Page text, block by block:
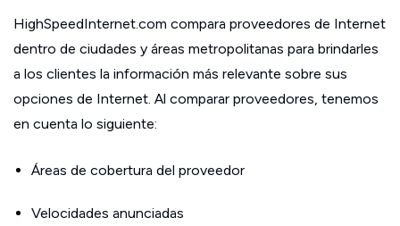
HighSpeedInternet.com compara proveedores de Internet
dentro de ciudades y áreas metropolitanas para brindarles
a los clientes la información más relevante sobre sus
opciones de Internet. Al comparar proveedores, tenemos
en cuenta lo siguiente:
Áreas de cobertura del proveedor
Velocidades anunciadas